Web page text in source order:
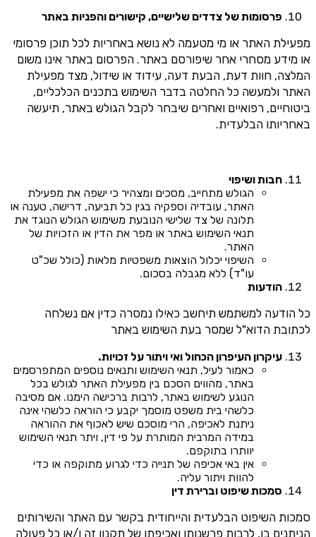
פרסומות של צדדים שלישיים, קישורים והפניות באתר
מפעילת האתר או מי מטעמה לא נושא באחריות לכל תוכן פרסומי
או מידע מסחרי אחר שיפורסם באתר. הפרסום באתר אינו משום
המלצה, חוות דעת, הבעת דעה, עידוד או שידול, מצד מפעילת
האתר ולמעשה כל החלטה בדבר השימוש בתכנים הכלכליים,
ביטוחיים, רפואיים ואחרים שיבחר לקבל הגולש באתר, תיעשה
באחריותו הבלעדית.
חבות ושיפוי
הגולש מתחייב, מסכים ומצהיר כי ישפה את מפעילת
האתר, עובדיה וספקיה בגין כל תביעה, דרישה, טענה או
תלונה של צד שלישי הנובעת משימוש הגולש הנוגד את
תנאי השימוש באתר או מפר את הדין או הזכויות של
האתר.
השיפוי יכלול הוצאות משפטיות מלאות (כולל שכ"ט
עו"ד) ללא מגבלה בסכום.
הודעות
כל הודעה למשתמש תיחשב כאילו נמסרה כדין אם נשלחה
לכתובת הדוא"ל שמסר בעת השימוש באתר
עיקרון העיפרון הכחול ואי ויתור על זכויות.
כאמור לעיל, תנאי השימוש ותנאים נוספים המתפרסמים
באתר, מהווים הסכם בין מפעילת האתר לגולש בכל
הנוגע לשימוש באתר, לרבות ברכישה הימנו. אם מסיבה
כלשהי בית משפט מוסמך יקבע כי הוראה כלשהי אינה
ניתנת לאכיפה, הרי מוסכם שיש לאכוף את ההוראה
במידה המרבית המותרת על פי דין, ויתר תנאי השימוש
יוותרו בתוקפם.
אין באי אכיפה של תנייה כדי לגרוע מתוקפה או כדי
להוות ויתור עליה.
סמכות שיפוט וברירת דין
סמכות השיפוט הבלעדית והייחודית בקשר עם האתר והשירותים
הניתנים בו, לרבות פרשנותו ואכיפתו של תקנון זה ו/או כל פעולה